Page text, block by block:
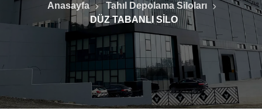
Anasayfa
Tahıl Depolama Siloları
DÜZ TABANLI SİLO